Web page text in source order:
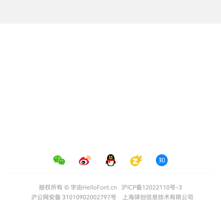
版权所有 © 字由HelloFont.cn
沪ICP备12022110号-3
沪公网安备 31010902002797号
上海驿创信息技术有限公司